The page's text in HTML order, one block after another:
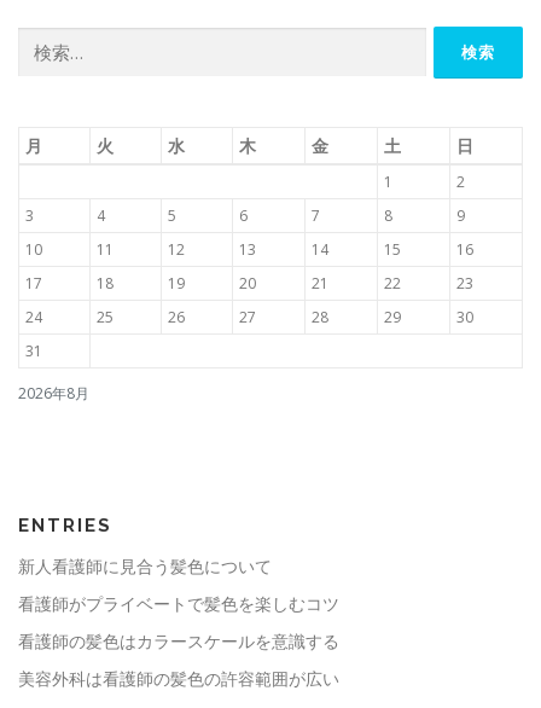
索:
2026年8月
月 火 水 木 金 土 日
1
2
3
4 5 6 7 8
9
10
11 12 13 14 15
16
17
18 19 20 21 22
23
24
25 26 27 28 29
30
31
ENTRIES
新人看護師に見合う髪色について
看護師がプライベートで髪色を楽しむコツ
看護師の髪色はカラースケールを意識する
美容外科は看護師の髪色の許容範囲が広い